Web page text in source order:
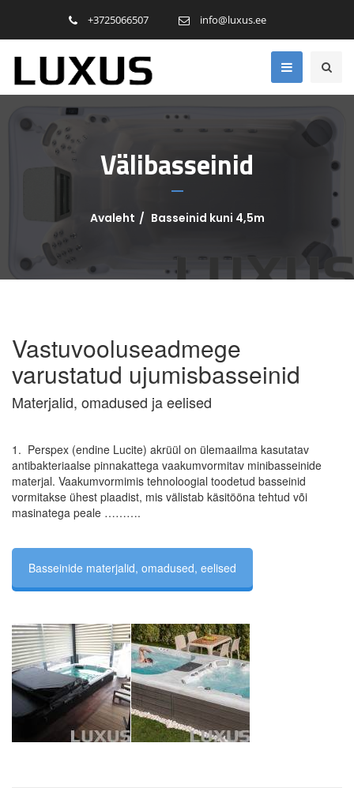
+3725066507 info@luxus.ee
Välibasseinid
Avaleht Basseinid kuni 4,5m
Vastuvooluseadmege
varustatud ujumisbasseinid
Materjalid, omadused ja eelised
1. Perspex (endine Lucite) akrüül on ülemaailma kasutatav
antibakteriaalse pinnakattega vaakumvormitav minibasseinide
materjal. Vaakumvormimis tehnoloogial toodetud basseinid
vormitakse ühest plaadist, mis välistab käsitööna tehtud või
masinatega peale ……….
Basseinide materjalid, omadused, eelised